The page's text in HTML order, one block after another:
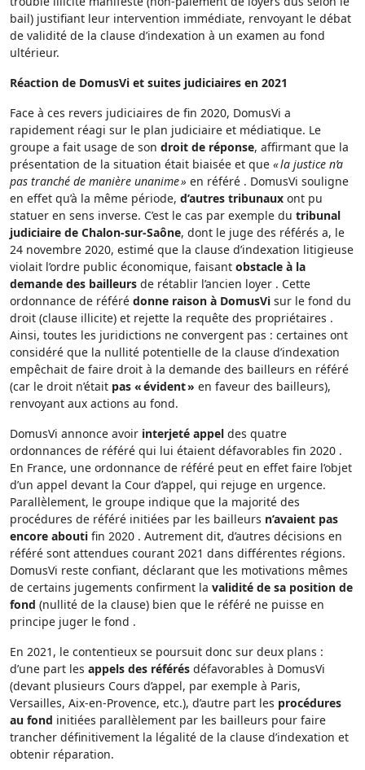
bail) justifiant leur intervention immédiate, renvoyant le débat
de validité de la clause d’indexation à un examen au fond
ultérieur.
Réaction de DomusVi et suites judiciaires en 2021
Face à ces revers judiciaires de fin 2020, DomusVi a
rapidement réagi sur le plan judiciaire et médiatique. Le
groupe a fait usage de son droit de réponse, affirmant que la
présentation de la situation était biaisée et que « la justice n’a
pas tranché de manière unanime » en référé . DomusVi souligne
en effet qu’à la même période, d’autres tribunaux ont pu
statuer en sens inverse. C’est le cas par exemple du tribunal
judiciaire de Chalon-sur-Saône, dont le juge des référés a, le
24 novembre 2020, estimé que la clause d’indexation litigieuse
violait l’ordre public économique, faisant obstacle à la
demande des bailleurs de rétablir l’ancien loyer . Cette
ordonnance de référé donne raison à DomusVi sur le fond du
droit (clause illicite) et rejette la requête des propriétaires .
Ainsi, toutes les juridictions ne convergent pas : certaines ont
considéré que la nullité potentielle de la clause d’indexation
empêchait de faire droit à la demande des bailleurs en référé
(car le droit n’était pas « évident » en faveur des bailleurs),
renvoyant aux actions au fond.
DomusVi annonce avoir interjeté appel des quatre
ordonnances de référé qui lui étaient défavorables fin 2020 .
En France, une ordonnance de référé peut en effet faire l’objet
d’un appel devant la Cour d’appel, qui rejuge en urgence.
Parallèlement, le groupe indique que la majorité des
procédures de référé initiées par les bailleurs n’avaient pas
encore abouti fin 2020 . Autrement dit, d’autres décisions en
référé sont attendues courant 2021 dans différentes régions.
DomusVi reste confiant, déclarant que les motivations mêmes
de certains jugements confirment la validité de sa position de
fond (nullité de la clause) bien que le référé ne puisse en
principe juger le fond .
En 2021, le contentieux se poursuit donc sur deux plans :
d’une part les appels des référés défavorables à DomusVi
(devant plusieurs Cours d’appel, par exemple à Paris,
Versailles, Aix-en-Provence, etc.), d’autre part les procédures
au fond initiées parallèlement par les bailleurs pour faire
trancher définitivement la légalité de la clause d’indexation et
obtenir réparation.